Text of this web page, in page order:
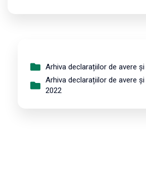
Arhiva declarațiilor de avere
Arhiva declarațiilor de avere
2022